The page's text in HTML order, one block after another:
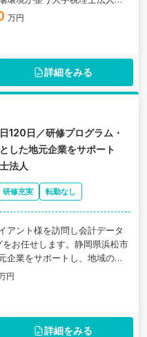
万円
詳細をみる
120日／研修プログラム・
した地元企業をサポート
法人
研修充実 転勤なし
アント様を訪問し会計データ
お任せします。静岡県浜松市
企業をサポートし、地域の活
。
円
詳細をみる